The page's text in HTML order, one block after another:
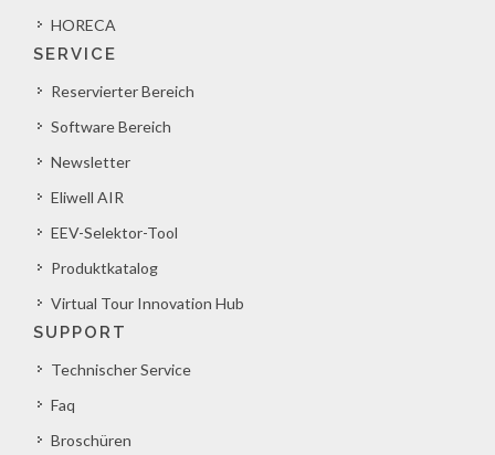
HORECA
SERVICE
Reservierter Bereich
Software Bereich
Newsletter
Eliwell AIR
EEV-Selektor-Tool
Produktkatalog
Virtual Tour Innovation Hub
SUPPORT
Technischer Service
Faq
Broschüren